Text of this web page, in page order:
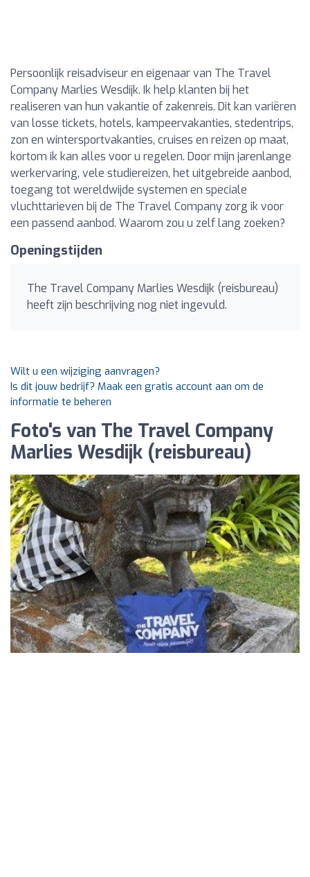
Persoonlijk reisadviseur en eigenaar van The Travel
Company Marlies Wesdijk. Ik help klanten bij het
realiseren van hun vakantie of zakenreis. Dit kan variëren
van losse tickets, hotels, kampeervakanties, stedentrips,
zon en wintersportvakanties, cruises en reizen op maat,
kortom ik kan alles voor u regelen. Door mijn jarenlange
werkervaring, vele studiereizen, het uitgebreide aanbod,
toegang tot wereldwijde systemen en speciale
vluchttarieven bij de The Travel Company zorg ik voor
een passend aanbod. Waarom zou u zelf lang zoeken?
Openingstijden
The Travel Company Marlies Wesdijk (reisbureau)
heeft zijn beschrijving nog niet ingevuld.
Wilt u een wijziging aanvragen?
Is dit jouw bedrijf? Maak een gratis account aan om de
informatie te beheren
Foto's van The Travel Company
Marlies Wesdijk (reisbureau)